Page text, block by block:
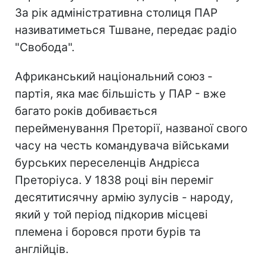
За рік адміністративна столиця ПАР
називатиметься Тшване, передає радіо
"Свобода".
Африканський національний союз -
партія, яка має більшість у ПАР - вже
багато років добивається
перейменування Преторії, названої свого
часу на честь командувача військами
бурських переселенців Андрієса
Преторіуса. У 1838 році він переміг
десятитисячну армію зулусів - народу,
який у той період підкорив місцеві
племена і боровся проти бурів та
англійців.